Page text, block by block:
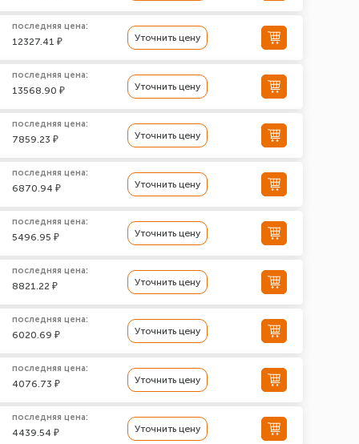
последняя цена:
12327.41 ₽ Уточнить цену
последняя цена:
13568.90 ₽ Уточнить цену
последняя цена:
7859.23 ₽ Уточнить цену
последняя цена:
6870.94 ₽ Уточнить цену
последняя цена:
5496.95 ₽ Уточнить цену
последняя цена:
8821.22 ₽ Уточнить цену
последняя цена:
6020.69 ₽ Уточнить цену
последняя цена:
4076.73 ₽ Уточнить цену
последняя цена:
4439.54 ₽ Уточнить цену